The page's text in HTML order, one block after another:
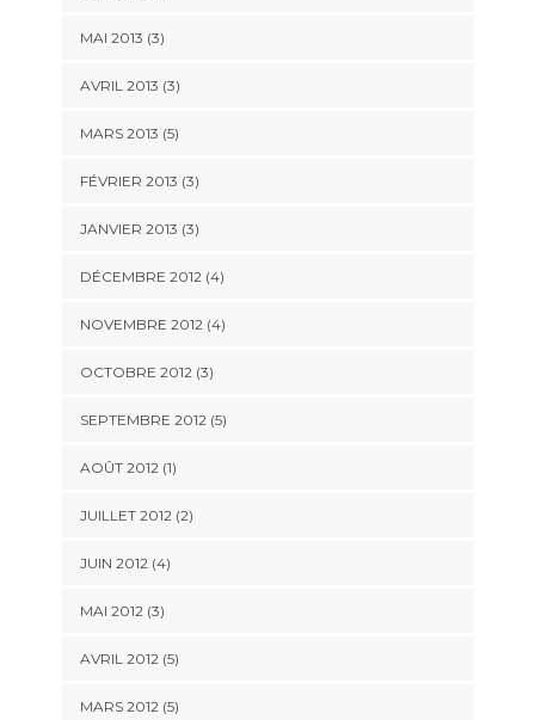
MAI 2013 (3)
AVRIL 2013 (3)
MARS 2013 (5)
FÉVRIER 2013 (3)
JANVIER 2013 (3)
DÉCEMBRE 2012(4)
NOVEMBRE 2012(4)
OCTOBRE 2012(3)
SEPTEMBRE 2012(5)
AOÛT 2012(1)
JUILLET 2012(2)
JUIN 2012(4)
MAI 2012(3)
AVRIL 2012(5)
MARS 2012(5)